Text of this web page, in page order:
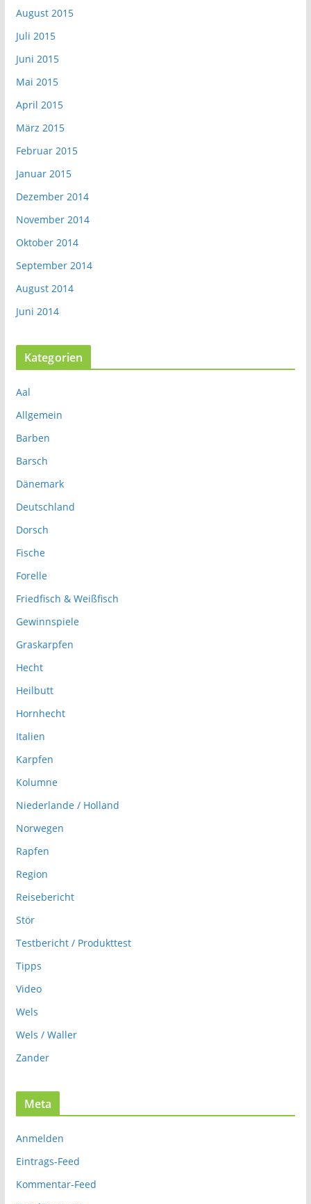
August 2015
Juli 2015
Juni 2015
Mai 2015
April 2015
März 2015
Februar 2015
Januar 2015
Dezember 2014
November 2014
Oktober 2014
September 2014
August 2014
Juni 2014
Kategorien
Aal
Allgemein
Barben
Barsch
Dänemark
Deutschland
Dorsch
Fische
Forelle
Friedfisch & Weißfisch
Gewinnspiele
Graskarpfen
Hecht
Heilbutt
Hornhecht
Italien
Karpfen
Kolumne
Niederlande / Holland
Norwegen
Rapfen
Region
Reisebericht
Stör
Testbericht / Produkttest
Tipps
Video
Wels
Wels / Waller
Zander
Meta
Anmelden
Eintrags-Feed
Kommentar-Feed